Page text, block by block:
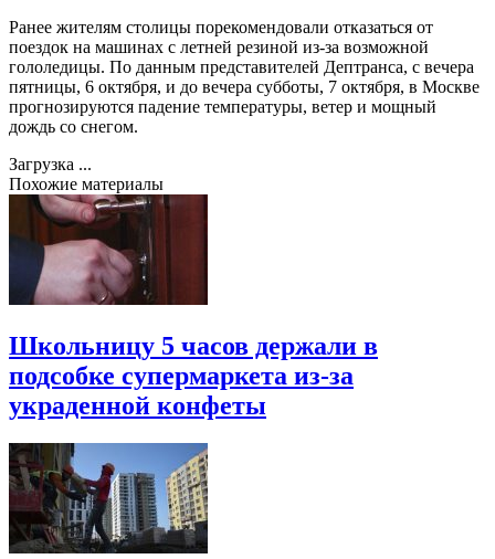
Ранее жителям столицы порекомендовали отказаться от
поездок на машинах с летней резиной из-за возможной
гололедицы. По данным представителей Дептранса, с вечера
пятницы, 6 октября, и до вечера субботы, 7 октября, в Москве
прогнозируются падение температуры, ветер и мощный
дождь со снегом.
Загрузка ...
Похожие материалы
Школьницу 5 часов держали в
подсобке супермаркета из-за
украденной конфеты